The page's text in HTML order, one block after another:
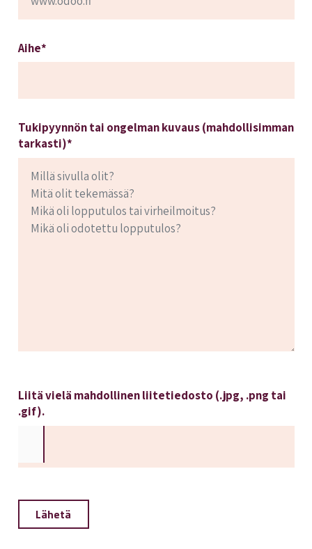
Aihe*
Tukipyynnön tai ongelman kuvaus (mahdollisimman
tarkasti)*
Liitä vielä mahdollinen liitetiedosto (.jpg, .png tai
.gif).